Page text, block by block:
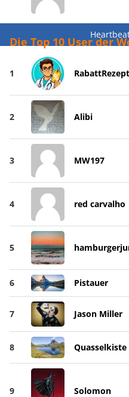
Die Top 10 User der
1 RabattRezept
2 Alibi
3 MW197
4 red carvalho
5
6 Pistauer
7 Jason Miller
8 Quasselkiste
9 Solomon